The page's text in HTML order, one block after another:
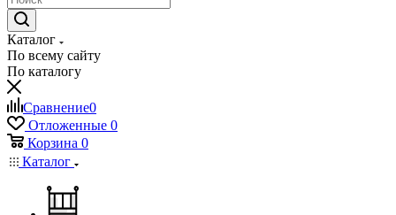
Каталог
По всему сайту
По каталогу
Сравнение0
Отложенные 0
Корзина 0
Каталог